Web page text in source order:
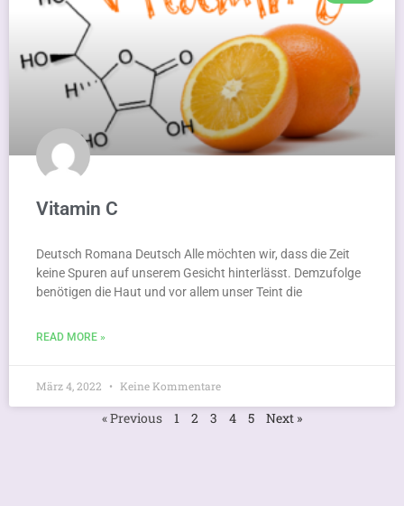
Vitamin C
Deutsch Romana Deutsch Alle möchten wir, dass die Zeit
keine Spuren auf unserem Gesicht hinterlässt. Demzufolge
benötigen die Haut und vor allem unser Teint die
READ MORE »
März 4, 2022 Keine Kommentare
« Previous 1 2 3 4 5 Next »